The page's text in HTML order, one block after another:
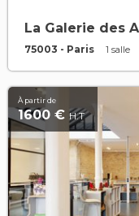
La Galerie des
75003 - Paris 1 salle
À partir de
1600 € H.T